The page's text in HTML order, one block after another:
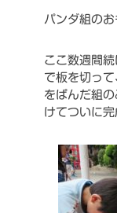
パンダ組のお
ここ数週間続
で板を切って
をぱんだ組
けてついに完